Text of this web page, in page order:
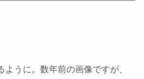
ように。数年前の画像ですが、